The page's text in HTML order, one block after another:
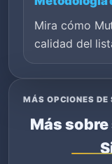
Mira cómo
calidad del
MÁS OPCIONES DE
Más